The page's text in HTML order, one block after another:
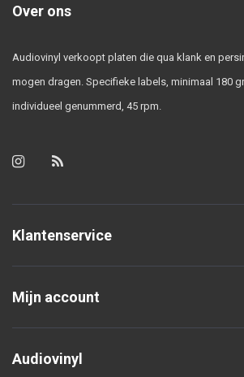
Over ons
Audiovinyl verkoopt platen die qua klank en
mogen dragen. Specifieke labels, minimaal 180
individueel genummerd, 45 rpm.
Klantenservice
Mijn account
Audiovinyl